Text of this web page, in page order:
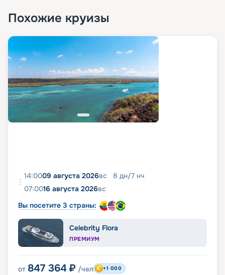
лайнере по самой выгодной цене. Изучайте
предложения по маршруту, знакомьтесь с
подробными характеристиками судна и кают,
фото лайнера, схемой и планом палуб, чтобы
сделать оптимальный выбор. При
необходимости вы всегда можете обратиться за
помощью к нашим специалистам.
Похожие круизы
14:0009 августа 2026вс 8 дн/7 нч
07:0016 августа 2026вс
Вы посетите 3 страны:
Celebrity Flora
ПРЕМИУМ
от 847 364 ₽ /чел +1 000